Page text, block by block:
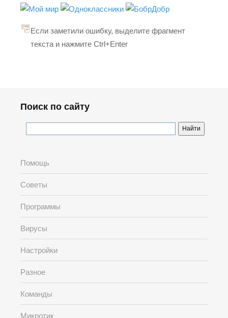
Если заметили ошибку, выделите фрагмент
текста и нажмите Ctrl+Enter
Поиск по сайту
Помощь
Советы
Программы
Вирусы
Настройки
Разное
Команды
Микротик